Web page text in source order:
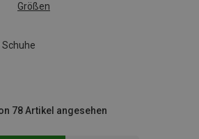
Größen
Schuhe
78 Artikel angesehen